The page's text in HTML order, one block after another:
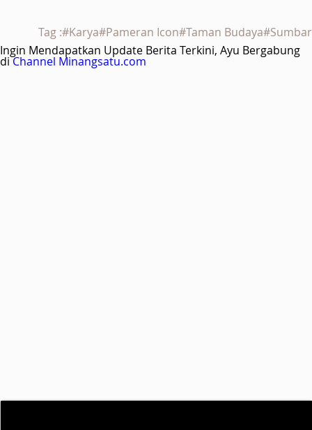
Tag :#Karya#Pameran Icon#Taman Budaya#Sumbar
Ingin Mendapatkan Update Berita Terkini, Ayu Bergabung
diChannel Minangsatu.com